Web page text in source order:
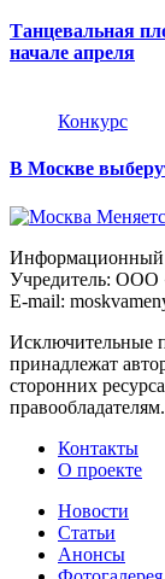
Танцевальная
начале апреля
Конкурс
В Москве
Информационный
Учредитель: ООО
E-mail:
Исключительные
принадлежат
сторонних
правообладателям.
Контакты
О проекте
Новости
Статьи
Анонсы